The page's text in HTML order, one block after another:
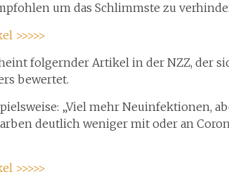
um das Schlimmste zu
>>>>>
folgernder Artikel in der NZZ, der
bewertet.
„Viel mehr Neuinfektionen,
deutlich weniger mit oder an
>>>>>